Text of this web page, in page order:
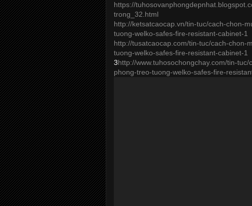
https://
trong_32.html
http://ketsatcaocap.vn/tin-tuc/cach-chon-
tuong-welko-safes-fire-resistant-cabinet-1
http://tusatcaocap.com/tin-tuc/cach-
tuong-welko-safes-fire-resistant-cabinet-1
3http://www.tuhosochongchay.com/tin-
phong-treo-tuong-welko-safes-fire-